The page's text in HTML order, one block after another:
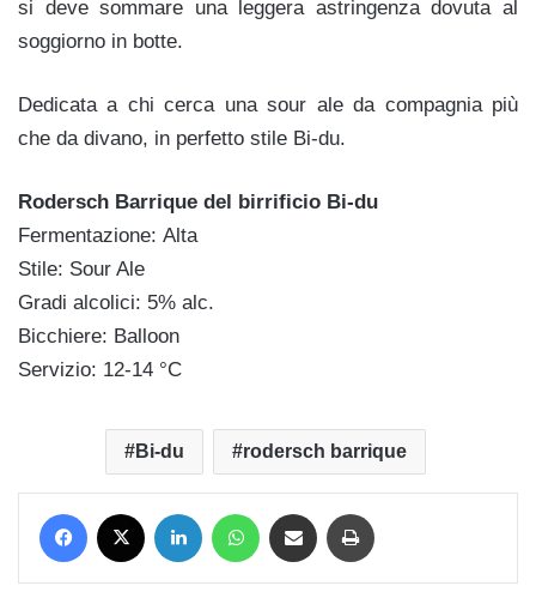
si deve sommare una leggera astringenza dovuta al
soggiorno in botte.
Dedicata a chi cerca una sour ale da compagnia più
che da divano, in perfetto stile Bi-du.
Rodersch Barrique del birrificio Bi-du
Fermentazione: Alta
Stile: Sour Ale
Gradi alcolici: 5% alc.
Bicchiere: Balloon
Servizio: 12-14 °C
Bi-du rodersch barrique
Facebook LinkedIn WhatsApp Condividi via mail